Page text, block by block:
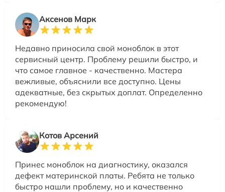
Аксенов Марк
Недавно приносила свой моноблок в этот
сервисный центр. Проблему решили быстро, и
что самое главное - качественно. Мастера
вежливые, объяснили все доступно. Цены
адекватные, без скрытых доплат. Определенно
рекомендую!
Котов Арсений
Принес моноблок на диагностику, оказался
дефект материнской платы. Ребята не только
быстро нашли проблему, но и качественно